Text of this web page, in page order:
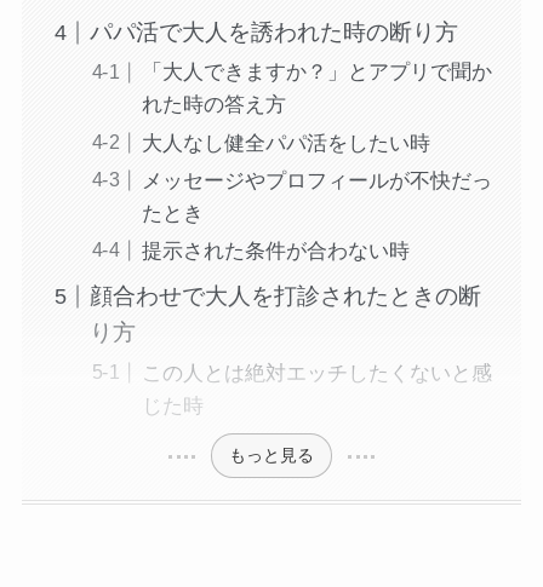
パパ活で大人を誘われた時の断り方
「大人できますか？」とアプリで聞か
れた時の答え方
大人なし健全パパ活をしたい時
メッセージやプロフィールが不快だっ
たとき
提示された条件が合わない時
顔合わせで大人を打診されたときの断
り方
この人とは絶対エッチしたくないと感
じた時
もっと見る